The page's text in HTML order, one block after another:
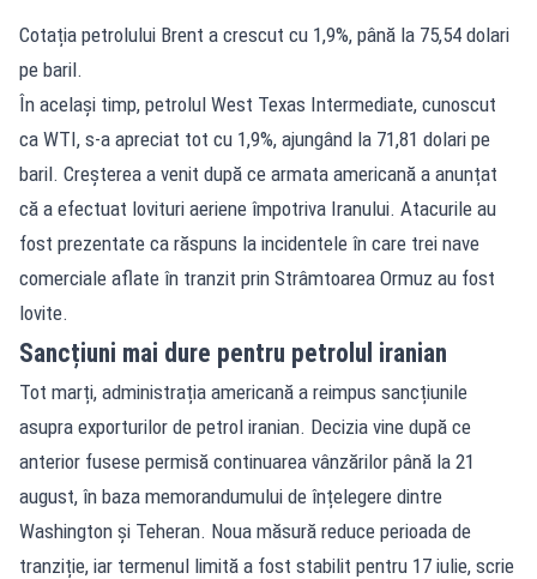
Cotația petrolului Brent a crescut cu 1,9%, până la 75,54 dolari
pe baril.
În același timp, petrolul West Texas Intermediate, cunoscut
ca WTI, s-a apreciat tot cu 1,9%, ajungând la 71,81 dolari pe
baril. Creșterea a venit după ce armata americană a anunțat
că a efectuat lovituri aeriene împotriva Iranului. Atacurile au
fost prezentate ca răspuns la incidentele în care trei nave
comerciale aflate în tranzit prin Strâmtoarea Ormuz au fost
lovite.
Sancțiuni mai dure pentru petrolul iranian
Tot marți, administrația americană a reimpus sancțiunile
asupra exporturilor de petrol iranian. Decizia vine după ce
anterior fusese permisă continuarea vânzărilor până la 21
august, în baza memorandumului de înțelegere dintre
Washington și Teheran. Noua măsură reduce perioada de
tranziție, iar termenul limită a fost stabilit pentru 17 iulie, scrie